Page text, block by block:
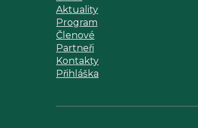
Aktuality
Program
Členové
Partneři
Kontakty
Přihláška